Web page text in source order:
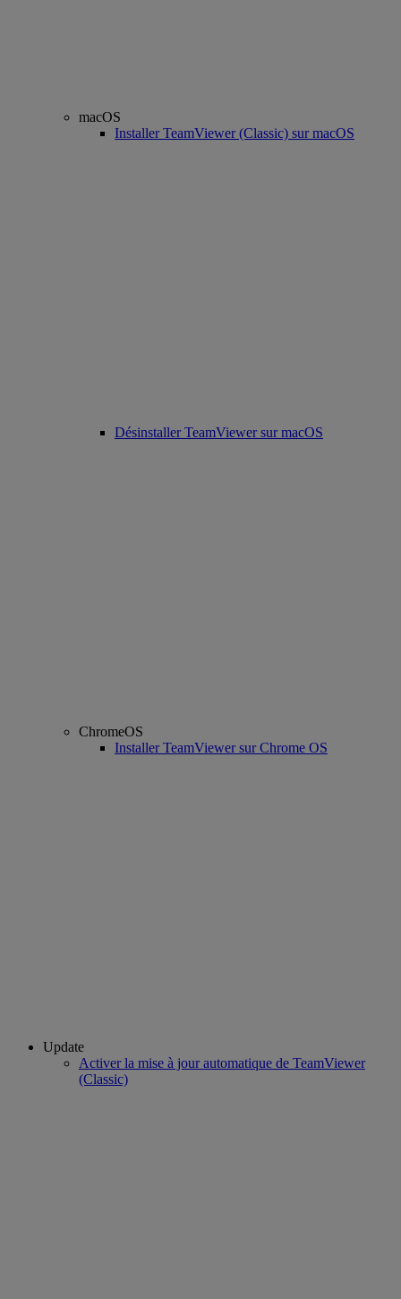
macOS
Installer TeamViewer (Classic) sur macOS
Désinstaller TeamViewer sur macOS
ChromeOS
Installer TeamViewer sur Chrome OS
Update
Activer la mise à jour automatique de TeamViewer
(Classic)